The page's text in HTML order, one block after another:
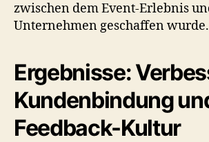
zwischen dem Event-Erlebnis
Unternehmen geschaffen wurde.
Ergebnisse:
Kundenbindung
Feedback-Kultur